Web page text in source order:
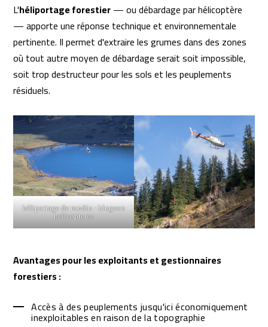
L'héliportage forestier— ou débardage par hélicoptère
— apporte une réponse technique et environnementale
pertinente. Il permet d'extraire les grumes dans des zones
où tout autre moyen de débardage serait soit impossible,
soit trop destructeur pour les sols et les peuplements
résiduels.
héliportage de rondin - blugeon
helicopteres
Avantages pour les exploitants et gestionnaires
forestiers :
Accès à des peuplements jusqu'ici économiquement
inexploitables en raison de la topographie